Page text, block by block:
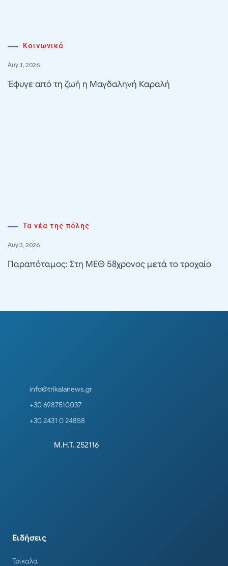
Κοινωνικά
Αυγ 1, 2026
Έφυγε από τη ζωή η Μαγδαληνή Καραλή
Τα νέα της πόλης
Αυγ 3, 2026
Παραπόταμος: Στη ΜΕΘ 58χρονος μετά το τροχαίο
info@trikalanews.gr
+30 6987510037
+30 2431 0 24858
Μ.Η.Τ. 252116
Ειδήσεις
Τρίκαλα